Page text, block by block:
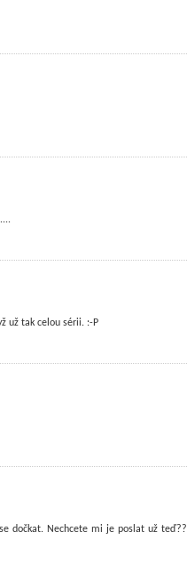
už tak celou sérii. :-P
dočkat. Nechcete mi je poslat už teď??